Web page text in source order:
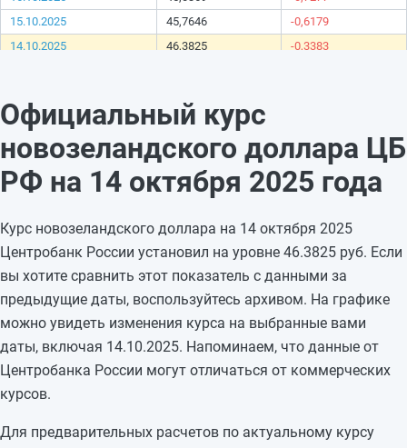
15.10.2025
45,7646
-0,6179
14.10.2025
46,3825
-0,3383
11.10.2025
46,7208
10.10.2025
47,157
+0,1976
09.10.2025
46,9594
-0,8046
08.10.2025
47,764
-0,6085
47,6682
+0,5576
02.10.2025
47,1989
-0,5695
01.10.2025
47,7684
-0,1167
30.09.2025
Официальный курс
новозеландского доллара ЦБ
РФ на 14 октября 2025 года
Курс новозеландского доллара на 14 октября 2025
Центробанк России установил на уровне 46.3825 руб. Если
вы хотите сравнить этот показатель с данными за
предыдущие даты, воспользуйтесь архивом. На графике
можно увидеть изменения курса на выбранные вами
даты, включая 14.10.2025. Напоминаем, что данные от
Центробанка России могут отличаться от коммерческих
курсов.
Для предварительных расчетов по актуальному курсу